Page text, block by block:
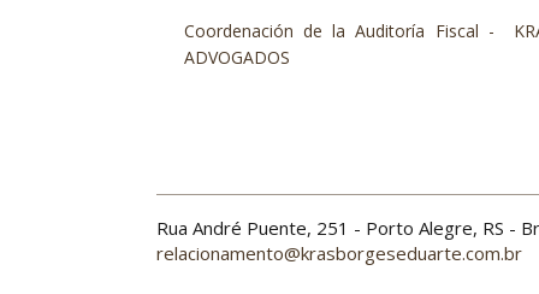
Coordenación de la Auditoría Fiscal -
ADVOGADOS
Rua André Puente, 251 - Porto Alegre, RS -
relacionamento@krasborgeseduarte.com.br